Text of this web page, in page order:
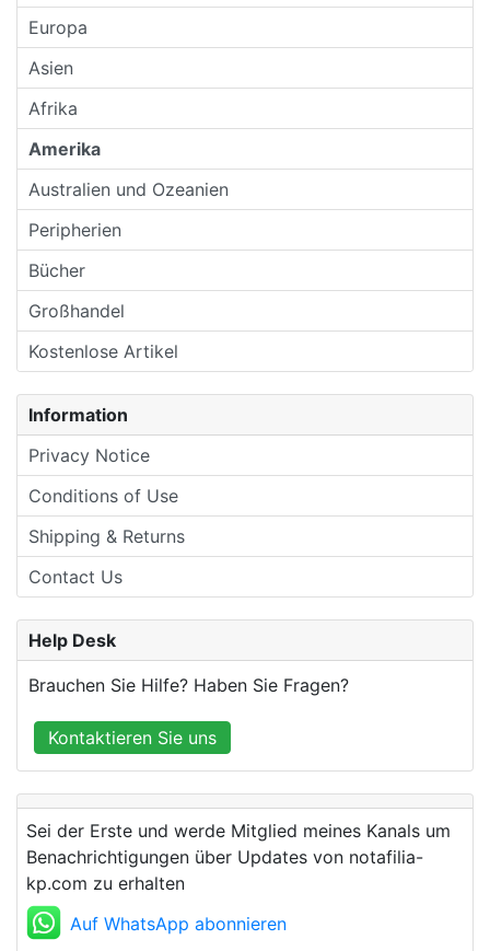
Europa
Asien
Afrika
Amerika
Australien und Ozeanien
Peripherien
Bücher
Großhandel
Kostenlose Artikel
Information
Privacy Notice
Conditions of Use
Shipping & Returns
Contact Us
Help Desk
Brauchen Sie Hilfe? Haben Sie Fragen?
Kontaktieren Sie uns
Sei der Erste und werde Mitglied meines Kanals um
Benachrichtigungen über Updates von notafilia-
kp.com zu erhalten
Auf WhatsApp abonnieren